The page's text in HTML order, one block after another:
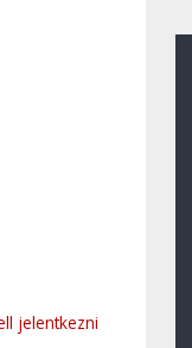
jelentkezni